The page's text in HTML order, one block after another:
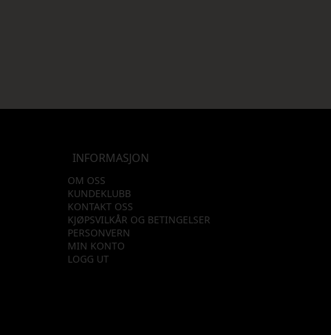
INFORMASJON
OM OSS
KUNDEKLUBB
KONTAKT OSS
KJØPSVILKÅR OG BETINGELSER
PERSONVERN
MIN KONTO
LOGG UT